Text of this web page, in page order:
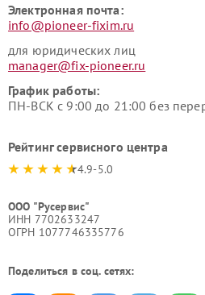
Электронная почта:
info@pioneer-fixim.ru
для юридических лиц
manager@fix-pioneer.ru
График работы:
ПН-ВСК с 9:00 до 21:00 без
Рейтинг сервисного центра
4.9-5.0
ООО "Русервис"
ИНН 7702633247
ОГРН 1077746335776
Поделиться в соц. сетях: